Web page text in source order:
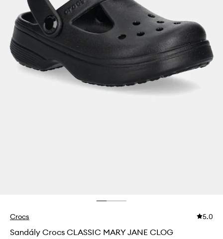
Crocs 5.0
Sandály Crocs CLASSIC MARY JANE CLOG